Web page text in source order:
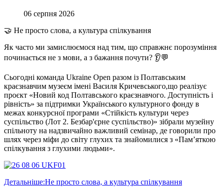
06 серпня 2026
🤝 Не просто слова, а культура спілкування
Як часто ми замислюємося над тим, що справжнє порозуміння
починається не з мови, а з бажання почути? 👂💬
Сьогодні команда Ukraine Open разом із Полтавським
краєзнавчим музеєм імені Василя Кричевського,що реалізує
проєкт «Новий код Полтавського краєзнавчого. Доступність і
рівність» за підтримки Українського культурного фонду в
межах конкурсної програми «Стійкість культури через
суспільство (Лот 2. Безбар'єрне суспільство)» зібрали музейну
спільноту на надзвичайно важливий семінар, де говорили про
шлях через міфи до світу глухих та знайомилися з «Пам’яткою
спілкування з глухими людьми».
Детальніше:Не просто слова, а культура спілкування